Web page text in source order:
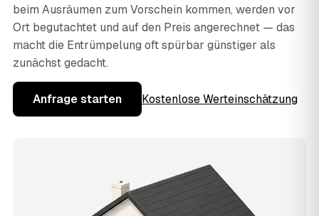
beim Ausräumen zum Vorschein kommen, werden vor
Ort begutachtet und auf den Preis angerechnet — das
macht die Entrümpelung oft spürbar günstiger als
zunächst gedacht.
Anfrage starten Kostenlose Werteinschätzung